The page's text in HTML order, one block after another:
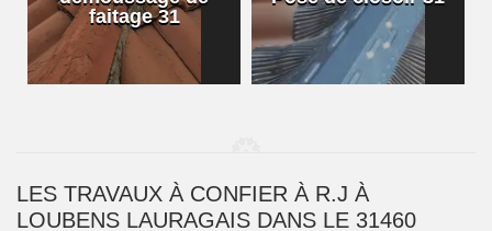
faitage 31
LES TRAVAUX À CONFIER À R.J À
LOUBENS LAURAGAIS DANS LE 31460